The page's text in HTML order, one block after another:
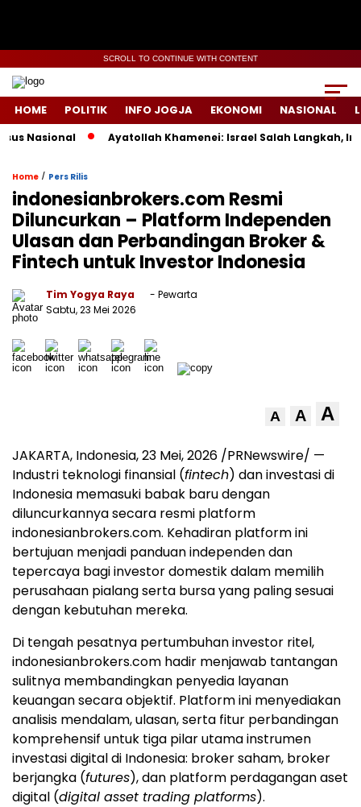
SCROLL TO CONTINUE WITH CONTENT
HOME POLITIK INFO JOGJA EKONOMI NASIONAL
Nasional Ayatollah Khamenei: Israel Salah Langkah, Iran
Home / Pers Rilis
indonesianbrokers.com Resmi
Diluncurkan – Platform Independen
Ulasan dan Perbandingan Broker &
Fintech untuk Investor Indonesia
Tim Yogya Raya
- Pewarta
Sabtu, 23 Mei 2026
A A A
JAKARTA, Indonesia,23 Mei, 2026 /PRNewswire/ —
Industri teknologi finansial (fintech) dan investasi di
Indonesia memasuki babak baru dengan
diluncurkannya secara resmi platform
indonesianbrokers.com. Kehadiran platform ini
bertujuan menjadi panduan independen dan
tepercaya bagi investor domestik dalam memilih
perusahaan pialang serta bursa yang paling sesuai
dengan kebutuhan mereka.
Di tengah pesatnya pertumbuhan investor ritel,
indonesianbrokers.com hadir menjawab tantangan
sulitnya membandingkan penyedia layanan
keuangan secara objektif. Platform ini menyediakan
analisis mendalam, ulasan, serta fitur perbandingan
komprehensif untuk tiga pilar utama instrumen
investasi digital di Indonesia: broker saham, broker
berjangka (futures), dan platform perdagangan aset
digital (digital asset trading platforms).